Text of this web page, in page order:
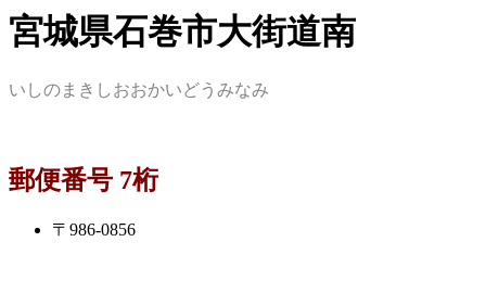
宮城県石巻市大街道南
いしのまきしおおかいどうみなみ
郵便番号 7桁
〒986-0856